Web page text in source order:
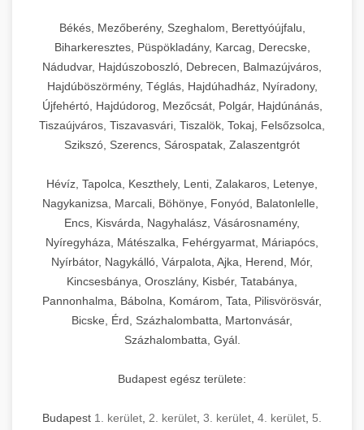
Békés, Mezőberény, Szeghalom, Berettyóújfalu,
Biharkeresztes, Püspökladány, Karcag, Derecske,
Nádudvar, Hajdúszoboszló, Debrecen, Balmazújváros,
Hajdúböszörmény, Téglás, Hajdúhadház, Nyíradony,
Újfehértó, Hajdúdorog, Mezőcsát, Polgár, Hajdúnánás,
Tiszaújváros, Tiszavasvári, Tiszalök, Tokaj, Felsőzsolca,
Szikszó, Szerencs, Sárospatak, Zalaszentgrót
Hévíz, Tapolca, Keszthely, Lenti, Zalakaros, Letenye,
Nagykanizsa, Marcali, Böhönye, Fonyód, Balatonlelle,
Encs, Kisvárda, Nagyhalász, Vásárosnamény,
Nyíregyháza, Mátészalka, Fehérgyarmat, Máriapócs,
Nyírbátor, Nagykálló, Várpalota, Ajka, Herend, Mór,
Kincsesbánya, Oroszlány, Kisbér, Tatabánya,
Pannonhalma, Bábolna, Komárom, Tata, Pilisvörösvár,
Bicske, Érd, Százhalombatta, Martonvásár,
Százhalombatta, Gyál.
Budapest egész területe:
Budapest 1. kerület, 2. kerület, 3. kerület, 4. kerület, 5.